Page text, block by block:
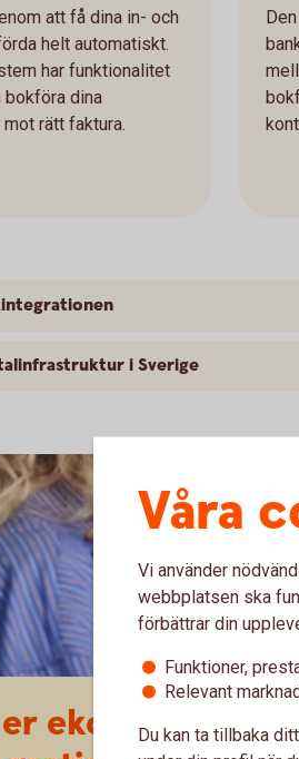
att få dina in- och
helt automatiskt.
har funktionalitet
bokföra dina
rätt faktura.
i Sverige
ekonomi på ett
Våra
Vi använder
webbplatsen ska
förbättrar din
Funktioner,
Relevant
Du kan ta tillbaka